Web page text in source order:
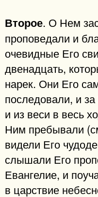
Второе. О Нем
проповедали и
очевидные Его
двенадцать,
нарек. Они Его
последовали, и
и из веси в весь
Ним пребывали
видели Его
слышали Его
Евангелие, и
в царствие